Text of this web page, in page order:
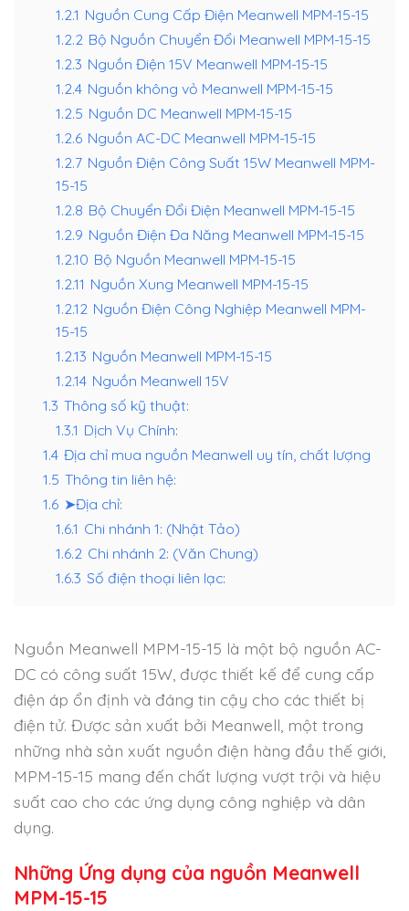
1.2.1 Nguồn Cung Cấp Điện Meanwell MPM-15-15
1.2.2 Bộ Nguồn Chuyển Đổi Meanwell MPM-15-15
1.2.3 Nguồn Điện 15V Meanwell MPM-15-15
1.2.4 Nguồn không vỏ Meanwell MPM-15-15
1.2.5 Nguồn DC Meanwell MPM-15-15
1.2.6 Nguồn AC-DC Meanwell MPM-15-15
1.2.7 Nguồn Điện Công Suất 15W Meanwell MPM-
15-15
1.2.8 Bộ Chuyển Đổi Điện Meanwell MPM-15-15
1.2.9 Nguồn Điện Đa Năng Meanwell MPM-15-15
1.2.10 Bộ Nguồn Meanwell MPM-15-15
1.2.11 Nguồn Xung Meanwell MPM-15-15
1.2.12 Nguồn Điện Công Nghiệp Meanwell MPM-
15-15
1.2.13 Nguồn Meanwell MPM-15-15
1.2.14 Nguồn Meanwell 15V
1.3 Thông số kỹ thuật:
1.3.1 Dịch Vụ Chính:
1.4 Địa chỉ mua nguồn Meanwell uy tín, chất lượng
1.5 Thông tin liên hệ:
1.6 ➤Địa chỉ:
1.6.1 Chi nhánh 1: (Nhật Tảo)
1.6.2 Chi nhánh 2: (Văn Chung)
1.6.3 Số điện thoại liên lạc:
Nguồn Meanwell MPM-15-15 là một bộ nguồn AC-
DC có công suất 15W, được thiết kế để cung cấp
điện áp ổn định và đáng tin cậy cho các thiết bị
điện tử. Được sản xuất bởi Meanwell, một trong
những nhà sản xuất nguồn điện hàng đầu thế giới,
MPM-15-15 mang đến chất lượng vượt trội và hiệu
suất cao cho các ứng dụng công nghiệp và dân
dụng.
Những Ứng dụng của nguồn Meanwell
MPM-15-15